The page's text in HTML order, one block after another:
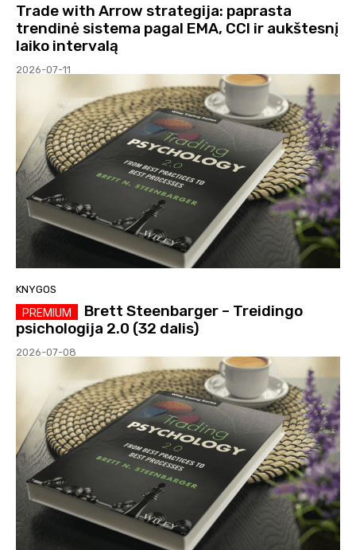
Trade with Arrow strategija: paprasta
trendinė sistema pagal EMA, CCI ir aukštesnį
laiko intervalą
2026-07-11
KNYGOS
Brett Steenbarger – Treidingo
psichologija 2.0 (32 dalis)
2026-07-08